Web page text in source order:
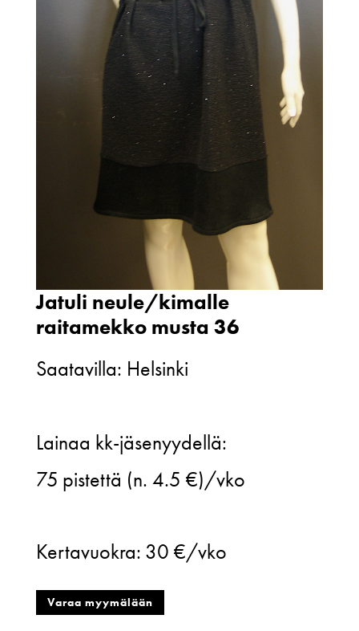
Jatuli neule/kimalle
raitamekko musta 36
Saatavilla: Helsinki
neule/kimalle
raitamekko
36
määrä
Lainaa kk-jäsenyydellä:
75 pistettä (n. 4.5 €)/vko
Kertavuokra: 30 €/vko
Varaa myymälään